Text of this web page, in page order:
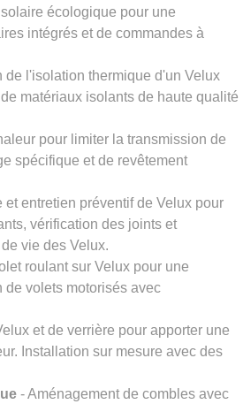
écologique pour une
intégrés et de commandes à
de l'isolation thermique d'un Velux
matériaux isolants de haute qualité
pour limiter la transmission de
spécifique et de revêtement
entretien préventif de Velux pour
vérification des joints et
vie des Velux.
roulant sur Velux pour une
volets motorisés avec
et de verrière pour apporter une
Installation sur mesure avec des
- Aménagement de combles avec